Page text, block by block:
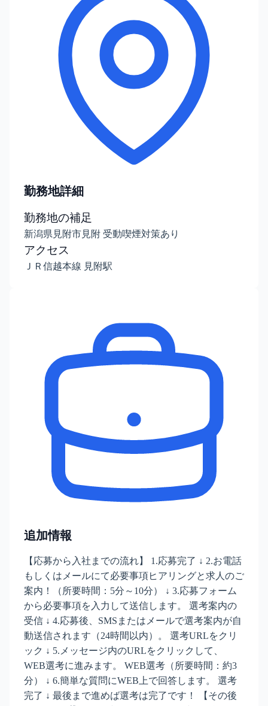
勤務地詳細
勤務地の補足
新潟県見附市見附 受動喫煙対策あり
アクセス
ＪＲ信越本線 見附駅
追加情報
【応募から入社までの流れ】 1.応募完了 ↓ 2.お電話
もしくはメールにて必要事項ヒアリングと求人のご
案内！（所要時間：5分～10分） ↓ 3.応募フォーム
から必要事項を入力して送信します。 選考案内の
受信 ↓ 4.応募後、SMSまたはメールで選考案内が自
動送信されます（24時間以内）。 選考URLをクリ
ック ↓ 5.メッセージ内のURLをクリックして、
WEB選考に進みます。 WEB選考（所要時間：約3
分） ↓ 6.簡単な質問にWEB上で回答します。 選考
完了 ↓ 最後まで進めば選考は完了です！ 【その後